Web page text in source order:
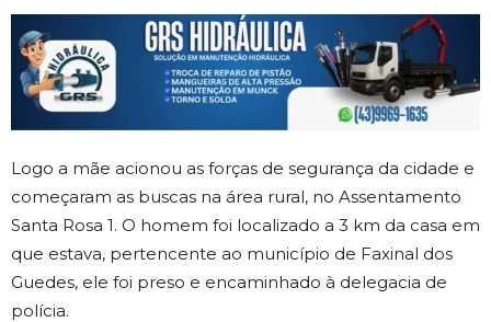
Logo a mãe acionou as forças de segurança da cidade e
começaram as buscas na área rural, no Assentamento
Santa Rosa 1. O homem foi localizado a 3 km da casa em
que estava, pertencente ao município de Faxinal dos
Guedes, ele foi preso e encaminhado à delegacia de
polícia.